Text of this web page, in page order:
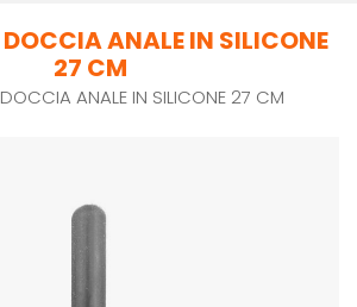
ANALE IN SILICONE
27 CM
ANALE IN SILICONE 27 CM